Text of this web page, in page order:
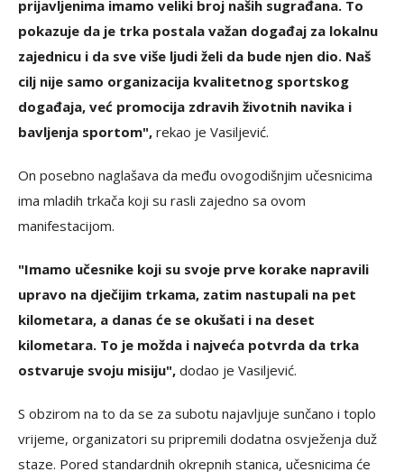
prijavljenima imamo veliki broj naših sugrađana. To
pokazuje da je trka postala važan događaj za lokalnu
zajednicu i da sve više ljudi želi da bude njen dio. Naš
cilj nije samo organizacija kvalitetnog sportskog
događaja, već promocija zdravih životnih navika i
bavljenja sportom", rekao je Vasiljević.
On posebno naglašava da među ovogodišnjim učesnicima
ima mladih trkača koji su rasli zajedno sa ovom
manifestacijom.
"Imamo učesnike koji su svoje prve korake napravili
upravo na dječijim trkama, zatim nastupali na pet
kilometara, a danas će se okušati i na deset
kilometara. To je možda i najveća potvrda da trka
ostvaruje svoju misiju", dodao je Vasiljević.
S obzirom na to da se za subotu najavljuje sunčano i toplo
vrijeme, organizatori su pripremili dodatna osvježenja duž
staze. Pored standardnih okrepnih stanica, učesnicima će